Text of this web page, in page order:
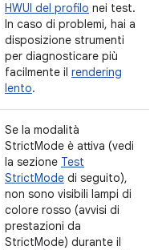
HWUI del profilo nei test.
In caso di problemi, hai a
disposizione strumenti
per diagnosticare più
facilmente il rendering
lento.
Se la modalità
StrictMode è attiva (vedi
la sezione Test
StrictMode di seguito),
non sono visibili lampi di
colore rosso (avvisi di
prestazioni da
StrictMode) durante il